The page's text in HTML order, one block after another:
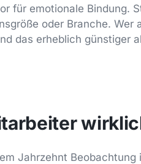
für emotionale Bindung.
oder Branche.
das erheblich günstiger
Jahrzehnt